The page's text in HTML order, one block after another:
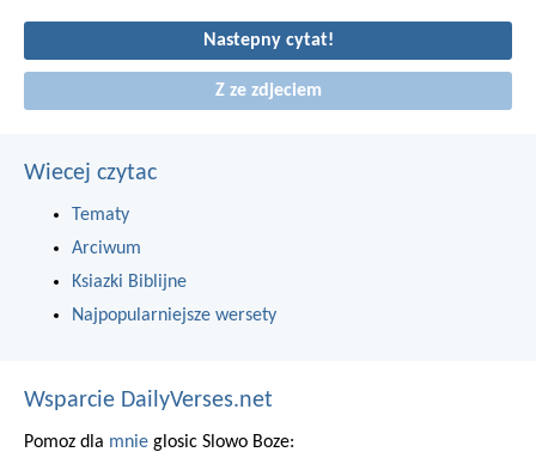
Nastepny cytat!
Z ze zdjeciem
Wiecej czytac
Tematy
Arciwum
Ksiazki Biblijne
Najpopularniejsze wersety
Wsparcie DailyVerses.net
Pomoz dla mnie glosic Slowo Boze: